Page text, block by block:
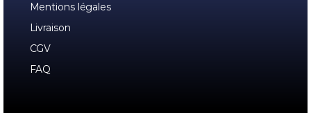
Mentions légales
Livraison
CGV
FAQ